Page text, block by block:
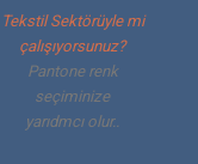
Tekstil Sektörüyle mi
çalışıyorsunuz?
Pantone renk
seçiminize
yarıdmcı olur..